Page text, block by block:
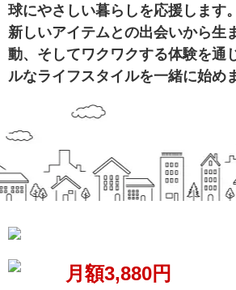
球にやさしい暮らしを応援します。
新しいアイテムとの出会いから生
動、そしてワクワクする体験を通
ルなライフスタイルを一緒に始め
月額3,880円